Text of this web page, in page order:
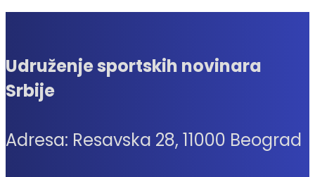
Udruženje sportskih novinara
Srbije
Adresa: Resavska 28, 11000 Beograd